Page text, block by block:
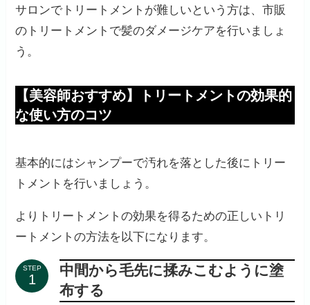
サロンでトリートメントが難しいという方は、市販
のトリートメントで髪のダメージケアを行いましょ
う。
【美容師おすすめ】トリートメントの効果的
な使い方のコツ
基本的にはシャンプーで汚れを落とした後にトリー
トメントを行いましょう。
よりトリートメントの効果を得るための正しいトリ
ートメントの方法を以下になります。
STEP
中間から毛先に揉みこむように塗
布する